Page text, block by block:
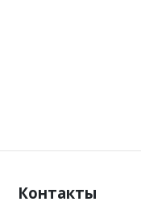
Контакты